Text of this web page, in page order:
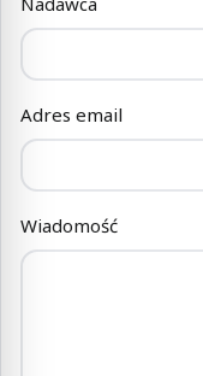
Adres email
Wiadomość